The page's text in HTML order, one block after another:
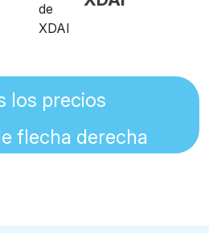
los precios